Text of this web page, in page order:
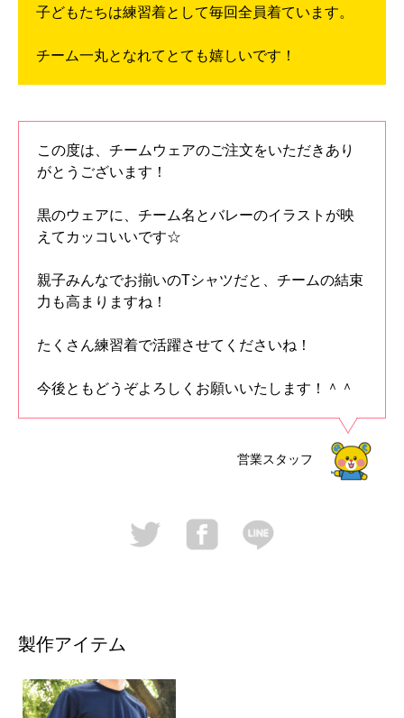
子どもたちは練習着として毎回全員着ています。
チーム一丸となれてとても嬉しいです！
この度は、チームウェアのご注文をいただきあり
がとうございます！
黒のウェアに、チーム名とバレーのイラストが映
えてカッコいいです☆
親子みんなでお揃いのTシャツだと、チームの結束
力も高まりますね！
たくさん練習着で活躍させてくださいね！
今後ともどうぞよろしくお願いいたします！＾＾
営業スタッフ
製作アイテム